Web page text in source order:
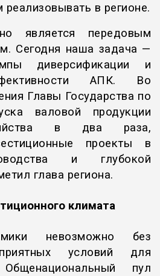
в регионе.
является передовым
Сегодня наша задача —
диверсификации и
АПК. Во
Главы Государства по
валовой продукции
в два раза,
проекты в
и глубокой
глава региона.
климата
невозможно без
условий для
пул